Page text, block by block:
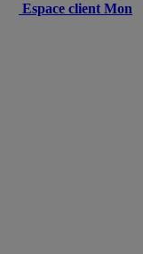
Espace client Mon